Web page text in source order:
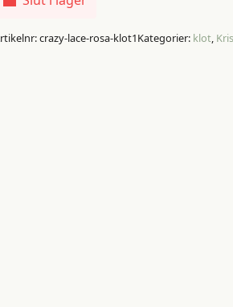
crazy-lace-rosa-klot1Kategorier: klot,